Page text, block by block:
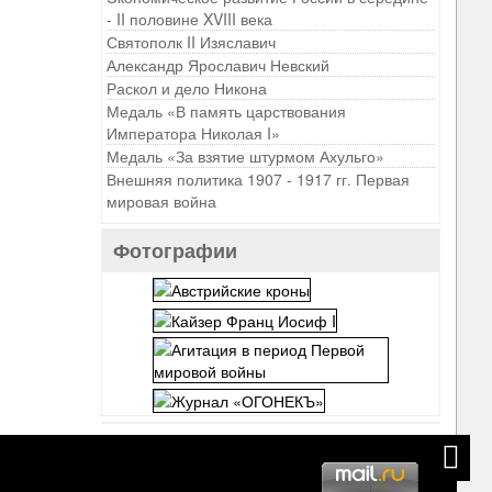
- II половине XVIII века
Святополк II Изяславич
Александр Ярославич Невский
Раскол и дело Никона
Медаль «В память царствования
Императора Николая I»
Медаль «За взятие штурмом Ахульго»
Внешняя политика 1907 - 1917 гг. Первая
мировая война
Фотографии